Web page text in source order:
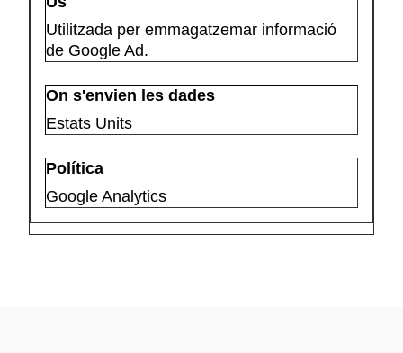
Utilitzada per emmagatzemar informació
de Google Ad.
Estats Units
Google Analytics